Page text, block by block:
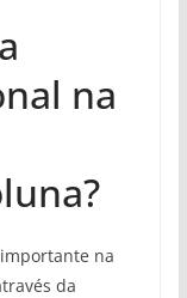
na
na
da